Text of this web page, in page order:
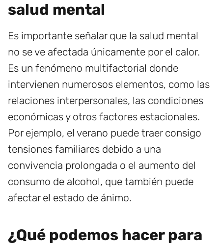
salud mental
Es importante señalar que la salud mental
no se ve afectada únicamente por el calor.
Es un fenómeno multifactorial donde
intervienen numerosos elementos, como las
relaciones interpersonales, las condiciones
económicas y otros factores estacionales.
Por ejemplo, el verano puede traer consigo
tensiones familiares debido a una
convivencia prolongada o el aumento del
consumo de alcohol, que también puede
afectar el estado de ánimo.
¿Qué podemos hacer para